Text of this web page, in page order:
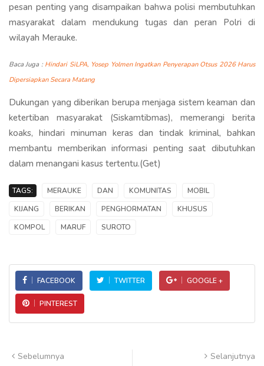
pesan penting yang disampaikan bahwa polisi membutuhkan
masyarakat dalam mendukung tugas dan peran Polri di
wilayah Merauke.
Baca Juga : Hindari SiLPA, Yosep Yolmen Ingatkan Penyerapan Otsus 2026 Harus
Dipersiapkan Secara Matang
Dukungan yang diberikan berupa menjaga sistem keaman dan
ketertiban masyarakat (Siskamtibmas), memerangi berita
koaks, hindari minuman keras dan tindak kriminal, bahkan
membantu memberikan informasi penting saat dibutuhkan
dalam menangani kasus tertentu.(Get)
TAGS: MERAUKE DAN KOMUNITAS
MOBIL
KIJANG
BERIKAN PENGHORMATAN
KHUSUS
KOMPOL
MARUF SUROTO
FACEBOOK TWITTER GOOGLE +
PINTEREST
Sebelumnya Selanjutnya